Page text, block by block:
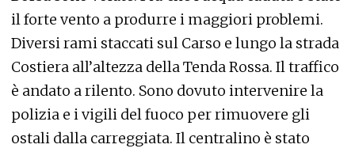
il forte vento a produrre i maggiori problemi.
Diversi rami staccati sul Carso e lungo la strada
Costiera all’altezza della Tenda Rossa. Il traffico
è andato a rilento. Sono dovuto intervenire la
polizia e i vigili del fuoco per rimuovere gli
ostali dalla carreggiata. Il centralino è stato